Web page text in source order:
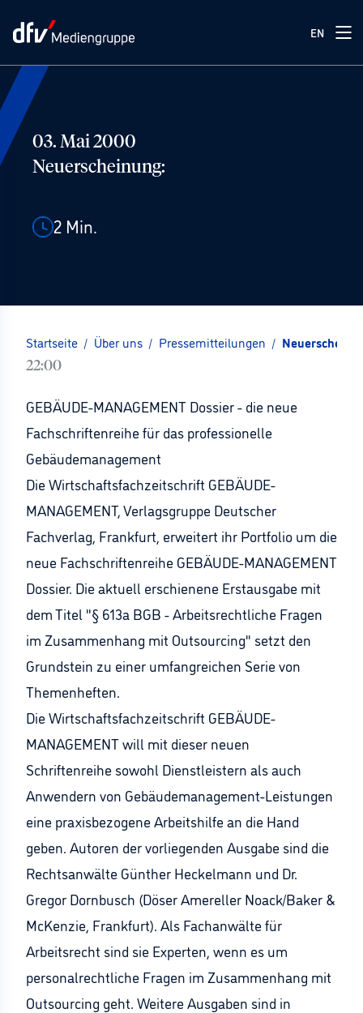
EN
03. Mai 2000
Neuerscheinung:
2 Min.
Startseite / Über uns / Pressemitteilungen /
22:00
GEBÄUDE-MANAGEMENT Dossier - die neue
Fachschriftenreihe für das professionelle
Gebäudemanagement
Die Wirtschaftsfachzeitschrift GEBÄUDE-
MANAGEMENT, Verlagsgruppe Deutscher
Fachverlag, Frankfurt, erweitert ihr Portfolio um die
neue Fachschriftenreihe GEBÄUDE-MANAGEMENT
Dossier. Die aktuell erschienene Erstausgabe mit
dem Titel "§ 613a BGB - Arbeitsrechtliche Fragen
im Zusammenhang mit Outsourcing" setzt den
Grundstein zu einer umfangreichen Serie von
Themenheften.
Die Wirtschaftsfachzeitschrift GEBÄUDE-
MANAGEMENT will mit dieser neuen
Schriftenreihe sowohl Dienstleistern als auch
Anwendern von Gebäudemanagement-Leistungen
eine praxisbezogene Arbeitshilfe an die Hand
geben. Autoren der vorliegenden Ausgabe sind die
Rechtsanwälte Günther Heckelmann und Dr.
Gregor Dornbusch (Döser Amereller Noack/Baker &
McKenzie, Frankfurt). Als Fachanwälte für
Arbeitsrecht sind sie Experten, wenn es um
personalrechtliche Fragen im Zusammenhang mit
Outsourcing geht. Weitere Ausgaben sind in